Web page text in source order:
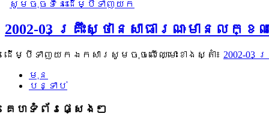
សូមចុចទីនេះដើម្បីទាញយក
2002-03 គ្រឹះស្ថានសាធារណៈមាន
ដើម្បីទាញយកឯកសារសូមចុចលើឈ្មោះខាងស្តាំ៖ 2002-
មុន
បន្ទាប់
គេហទំព័រផ្សេងៗ